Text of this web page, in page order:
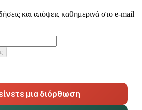
και απόψεις καθημερινά στο e-mail
μια διόρθωση